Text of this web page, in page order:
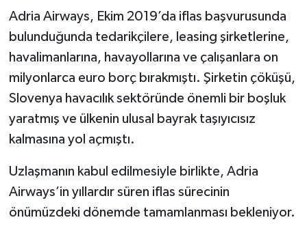
Adria Airways, Ekim 2019’da iflas başvurusunda
bulunduğunda tedarikçilere, leasing şirketlerine,
havalimanlarına, havayollarına ve çalışanlara on
milyonlarca euro borç bırakmıştı. Şirketin çöküşü,
Slovenya havacılık sektöründe önemli bir boşluk
yaratmış ve ülkenin ulusal bayrak taşıyıcısız
kalmasına yol açmıştı.
Uzlaşmanın kabul edilmesiyle birlikte, Adria
Airways’in yıllardır süren iflas sürecinin
önümüzdeki dönemde tamamlanması bekleniyor.